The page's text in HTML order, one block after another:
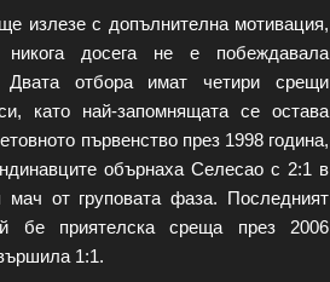
излезе с допълнителна мотивация,
досега не е побеждавала
Двата отбора имат четири срещи
като най-запомнящата се остава
първенство през 1998 година,
обърнаха Селесао с 2:1 в
мач от груповата фаза. Последният
бе приятелска среща през 2006
1:1.